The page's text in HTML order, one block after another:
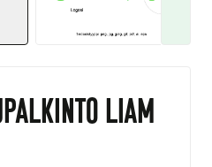
Liam